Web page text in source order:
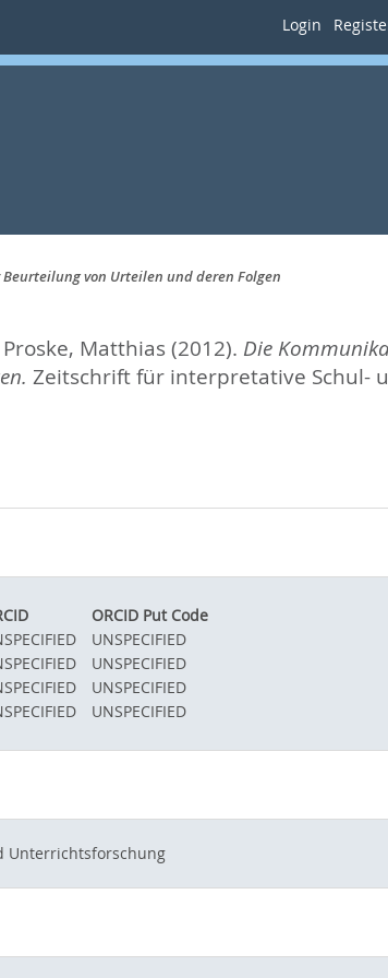
Login
von Urteilen und deren Folgen
Proske, Matthias (2012). Die
Zeitschrift für interpretative Schul-
ORCID Put Code
UNSPECIFIED
UNSPECIFIED
UNSPECIFIED
UNSPECIFIED
Unterrichtsforschung